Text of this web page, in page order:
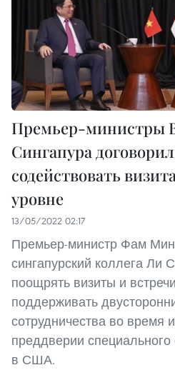
Премьер-министры
Сингапура
содействовать
уровне
13/05/2022 02:17
Премьер-министр Фам
сингапурский коллега Ли
поощрять визиты и
поддерживать
сотрудничества во время
преддверии
в США.